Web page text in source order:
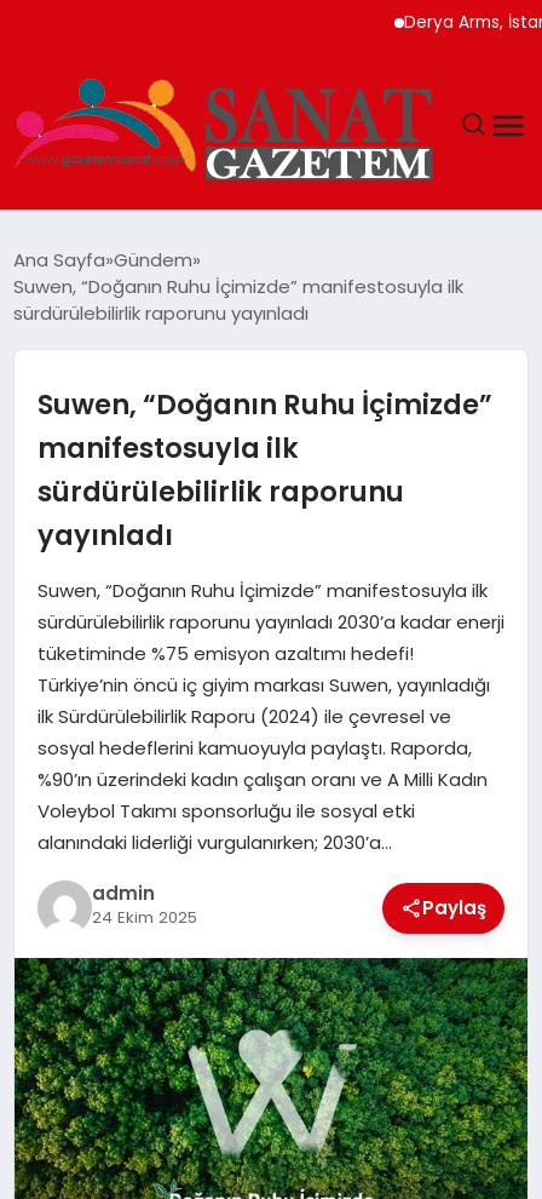
Derya Arms, İstanbul
TEKNOLOJI
YAŞAM
EKONOMI
SAĞLIK
DÜNYA
EĞITIM
Ana Sayfa Gündem
Suwen, “Doğanın Ruhu İçimizde” manifestosuyla ilk
sürdürülebilirlik raporunu yayınladı
Suwen, “Doğanın Ruhu İçimizde”
manifestosuyla ilk
sürdürülebilirlik raporunu
yayınladı
Suwen, “Doğanın Ruhu İçimizde” manifestosuyla ilk
sürdürülebilirlik raporunu yayınladı 2030’a kadar enerji
tüketiminde %75 emisyon azaltımı hedefi!
Türkiye’nin öncü iç giyim markası Suwen, yayınladığı
ilk Sürdürülebilirlik Raporu (2024) ile çevresel ve
sosyal hedeflerini kamuoyuyla paylaştı. Raporda,
%90’ın üzerindeki kadın çalışan oranı ve A Milli Kadın
Voleybol Takımı sponsorluğu ile sosyal etki
alanındaki liderliği vurgulanırken; 2030’a…
admin
24 Ekim 2025 Paylaş